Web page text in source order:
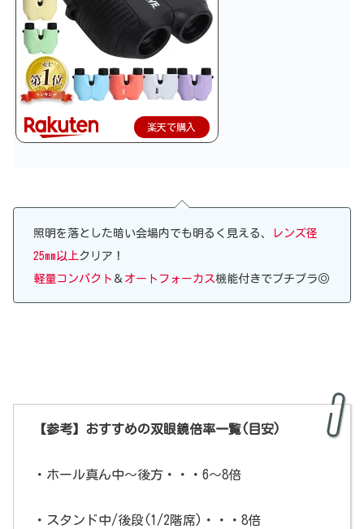
楽天で購入
照明を落とした暗い会場内でも明るく見える、
レンズ径
25mm以上 クリア！
軽量コンパクト ＆ オートフォーカス機能付きでプチプラ◎
【参考】おすすめの双眼鏡倍率一覧(目安)
・ホール真ん中～後方・・・6～8倍
・スタンド中/後段(1/2階席)・・・8倍